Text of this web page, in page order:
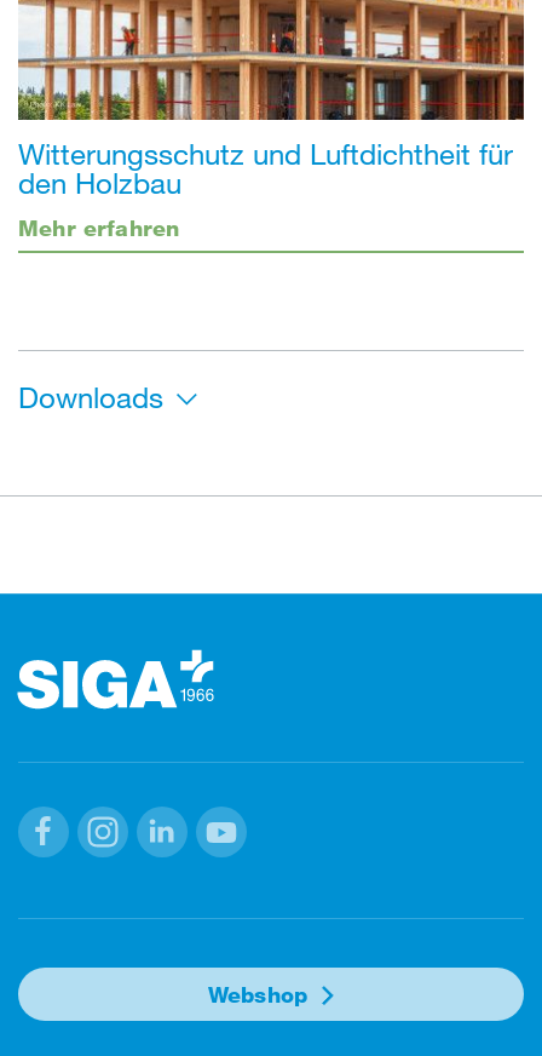
Witterungsschutz und Luftdichtheit für
den Holzbau
Mehr erfahren
Downloads
Webshop